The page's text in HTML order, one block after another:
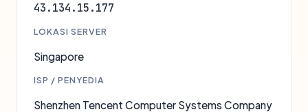
43.134.15.177
LOKASI SERVER
Singapore
ISP / PENYEDIA
Shenzhen Tencent Computer Systems Company